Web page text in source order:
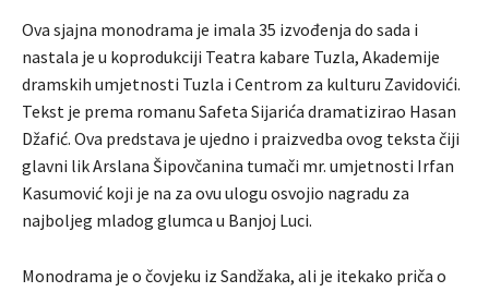
Ova sjajna monodrama je imala 35 izvođenja do sada i
nastala je u koprodukciji Teatra kabare Tuzla, Akademije
dramskih umjetnosti Tuzla i Centrom za kulturu Zavidovići.
Tekst je prema romanu Safeta Sijarića dramatizirao Hasan
Džafić. Ova predstava je ujedno i praizvedba ovog teksta čiji
glavni lik Arslana Šipovčanina tumači mr. umjetnosti Irfan
Kasumović koji je na za ovu ulogu osvojio nagradu za
najboljeg mladog glumca u Banjoj Luci.
Monodrama je o čovjeku iz Sandžaka, ali je itekako priča o